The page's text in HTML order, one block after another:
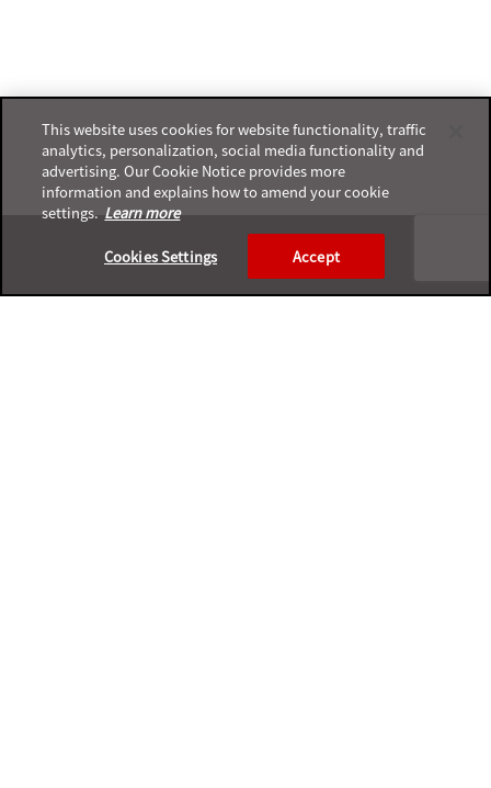
Footer
This website uses cookies for website functionality, traffic
analytics, personalization, social media functionality and
advertising. Our Cookie Notice provides more
information and explains how to amend your cookie
settings. Learn more
Cookies Settings Accept